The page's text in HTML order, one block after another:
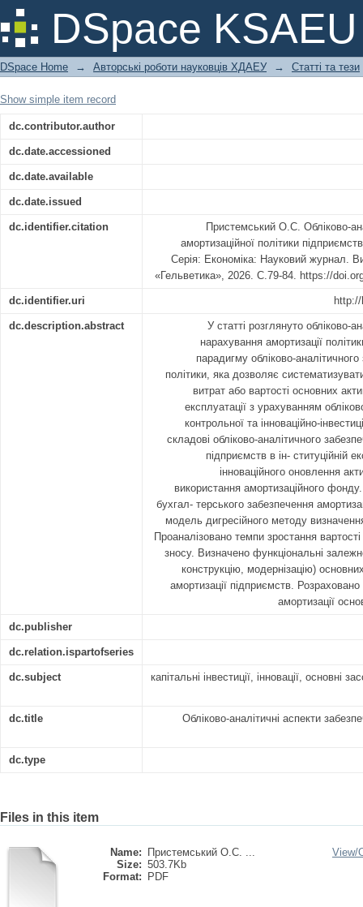
DSpace KSAEU
Обліково-аналітичні аспекти
підприємств
DSpace Home → Авторські роботи науковців ХДАЕУ → Статті та тези
Show simple item record
dc.contributor.author
dc.date.accessioned
dc.date.available
dc.date.issued
dc.identifier.citation
Пристемський О.С. Обліково-
амортизаційної політики
Серія: Економіка: Науковий журнал.
«Гельветика», 2026. С.79-84. https://
dc.identifier.uri
dc.description.abstract
У статті розглянуто обліково-
нарахування амортизації
парадигму обліково-
політики, яка дозволяє
витрат або вартості основних
експлуатації з урахуванням
контрольної та інноваційно-
складові обліково-аналітичного
підприємств в ін- ституційній
інноваційного оновлення
використання амортизаційного
бухгал- терського забезпечення
модель дигресійного методу
Проаналізовано темпи зростання
зносу. Визначено функціональні
конструкцію, модернізацію)
амортизації підприємств.
амортизації
dc.publisher
dc.relation.ispartofseries
dc.subject капітальні інвестиції, інновації, основні
dc.title Обліково-аналітичні аспекти
dc.type
Files in this item
Name:
Пристемський О.С. ...
Size: 503.7Kb
Format:
PDF
View/